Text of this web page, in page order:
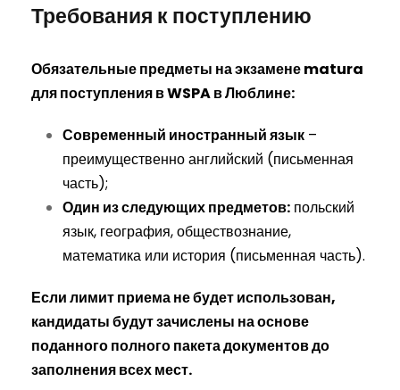
Требования к поступлению
Обязательные предметы на экзамене matura
для поступления в WSPA в Люблине:
Современный иностранный язык –
преимущественно английский (письменная
часть);
Один из следующих предметов: польский
язык, география, обществознание,
математика или история (письменная часть).
Если лимит приема не будет использован,
кандидаты будут зачислены на основе
поданного полного пакета документов до
заполнения всех мест.